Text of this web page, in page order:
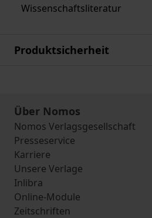
Wissenschaftsliteratur
Produktsicherheit
Über Nomos
Nomos Verlagsgesellschaft
Presseservice
Karriere
Unsere Verlage
Inlibra
Online-Module
Zeitschriften